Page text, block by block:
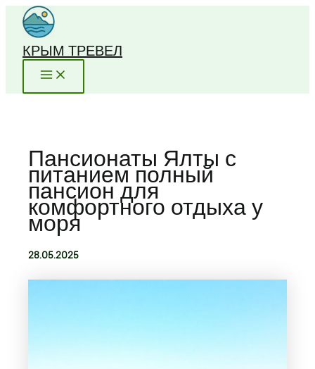
Перейти
содержимому
КРЫМ ТРЕВЕЛ
Пансионаты Ялты с
питанием полный
пансион для
комфортного отдыха у
моря
28.05.2025